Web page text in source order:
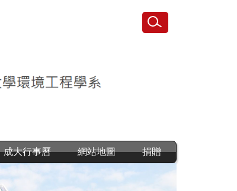
成大行事曆 網站地圖 捐贈